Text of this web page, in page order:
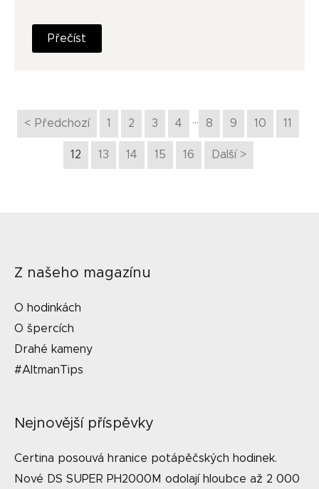
Přečíst
< Předchozí 1 2 3 4 … 8 9 10 11
12 13 14 15 16 Další >
Z našeho magazínu
O hodinkách
O špercích
Drahé kameny
#AltmanTips
Nejnovější příspěvky
Certina posouvá hranice potápěčských hodinek.
Nové DS SUPER PH2000M odolají hloubce až 2 000